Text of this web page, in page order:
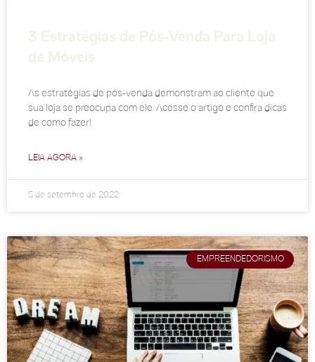
3 Estratégias de Pós-Venda Para Loja
de Móveis
As estratégias de pós-venda demonstram ao cliente que
sua loja se preocupa com ele. Acesse o artigo e confira dicas
de como fazer!
LEIA AGORA »
5 de setembro de 2022
EMPREENDEDORISMO